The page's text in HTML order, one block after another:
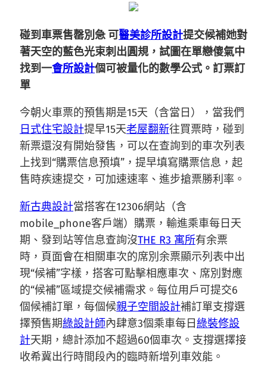
碰到車票售罄別急 可醫美診所設計提交候補她對
著天空的藍色光束刺出圓規，試圖在單戀傻氣中
找到一會所設計個可被量化的數學公式。訂票訂
單
今朝火車票的預售期是15天（含當日），當我們
日式住宅設計提早15天老屋翻新往買票時，碰到
新票還沒有開始發售，可以在查詢到的車次列表
上找到“購票信息預填”，提早填寫購票信息，起
售時疾速提交，可加速速率、進步搶票勝利率。
新古典設計當搭客在12306網站（含
mobile_phone客戶端）購票，輸進乘車每日天
期、發到站等信息查詢沒THE R3 寓所有余票
時，頁面會在相關車次的席別余票顯示列表中出
現“候補”字樣，搭客可點擊相應車次、席別對應
的“候補”區域提交候補需求。每位用戶可提交6
個候補訂單，每個候親子空間設計補訂單支撐選
擇預售期綠設計師內肆意3個乘車每日綠裝修設
計天期，總計添加不超過60個車次。支撐選擇接
收希冀出行時間段內的臨時新增列車效能。